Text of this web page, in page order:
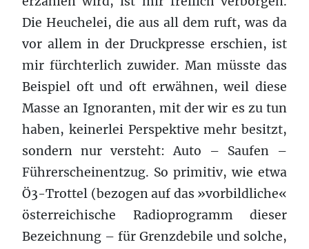
Die Heuchelei, die aus all dem ruft, was da
vor allem in der Druckpresse erschien, ist
mir fürchterlich zuwider. Man müsste das
Beispiel oft und oft erwähnen, weil diese
Masse an Ignoranten, mit der wir es zu tun
haben, keinerlei Perspektive mehr besitzt,
sondern nur versteht: Auto – Saufen –
Führerscheinentzug. So primitiv, wie etwa
Ö3-Trottel (bezogen auf das »vorbildliche«
österreichische Radioprogramm dieser
Bezeichnung – für Grenzdebile und solche,